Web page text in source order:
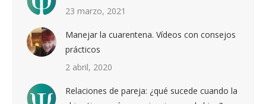
23 marzo, 2021
Manejar la cuarentena. Vídeos con consejos
prácticos
2 abril, 2020
Relaciones de pareja: ¿qué sucede cuando la